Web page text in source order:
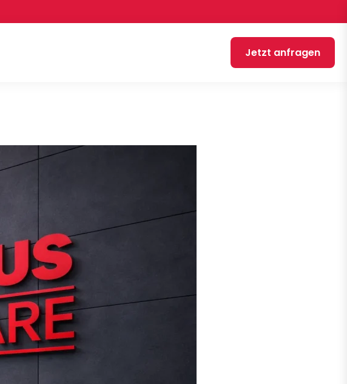
Jetzt anfragen